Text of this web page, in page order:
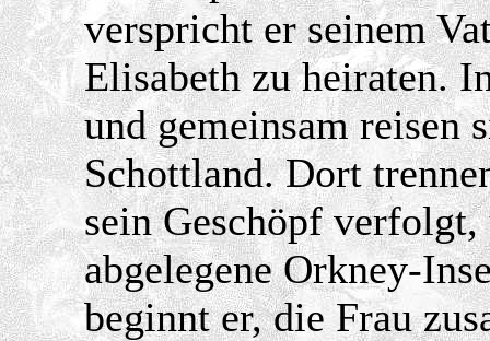
verspricht er seinem
Elisabeth zu heiraten.
und gemeinsam reisen
Schottland. Dort
sein Geschöpf
abgelegene Orkney-
beginnt er, die Frau